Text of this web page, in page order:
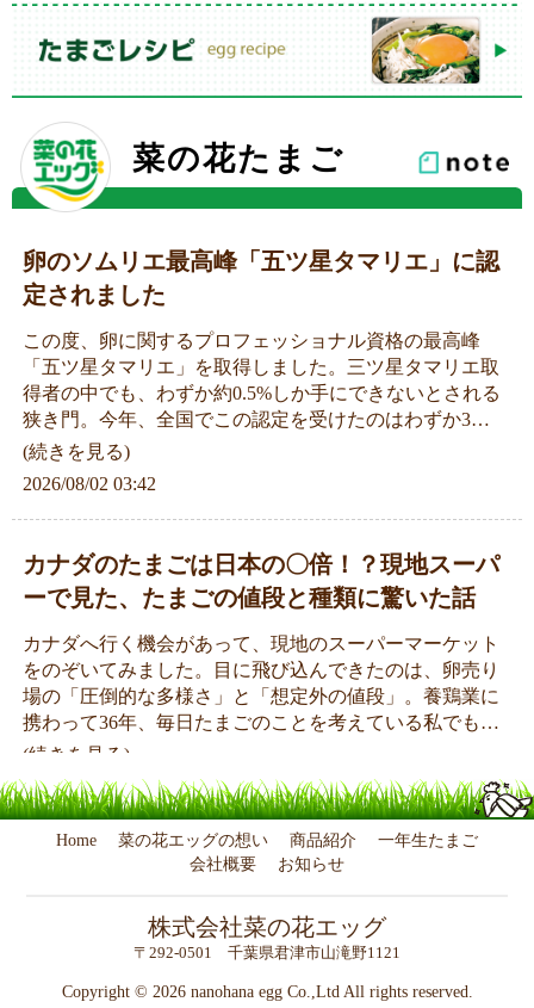
菜の花たまご
卵のソムリエ最高峰「五ツ星タマリエ」に認
定されました
この度、卵に関するプロフェッショナル資格の最高峰
「五ツ星タマリエ」を取得しました。三ツ星タマリエ取
得者の中でも、わずか約0.5%しか手にできないとされる
狭き門。今年、全国でこの認定を受けたのはわずか3…
(続きを見る)
2026/08/02 03:42
カナダのたまごは日本の〇倍！？現地スーパ
ーで見た、たまごの値段と種類に驚いた話
カナダへ行く機会があって、現地のスーパーマーケット
をのぞいてみました。目に飛び込んできたのは、卵売り
場の「圧倒的な多様さ」と「想定外の値段」。養鶏業に
携わって36年、毎日たまごのことを考えている私でも…
(続きを見る)
2026/07/28 03:07
カナダ最大級の養鶏場で見た「卵づくりの未
鶏100羽から始めて、今は10万羽超。」 先日、カナダの
会をいただきました。 規模は違えど、そこには菜の花エ
Home 菜の花エッグの想い 商品紹介
一年生たまご
会社概要
お知らせ
株式会社菜の花エッグ
〒292-0501 千葉県君津市山滝野1121
Copyright © 2026 nanohana egg Co.,Ltd All rights reserved.